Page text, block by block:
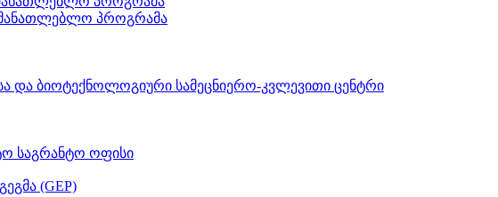
პროგრამა
და ბიოტექნოლოგიური სამეცნიერო-კვლევითი ცენტრი
საგრანტო ოფისი
(GEP)